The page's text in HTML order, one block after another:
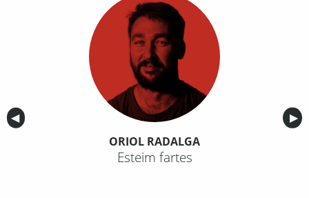
Anterior
◀︎ ▶︎
ORIOL RADALGA
Esteim fartes